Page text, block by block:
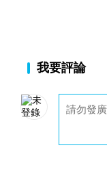
我要評論